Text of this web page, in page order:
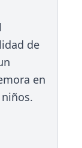
de
en